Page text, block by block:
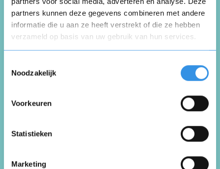
partners kunnen deze gegevens combineren met andere
informatie die u aan ze heeft verstrekt of die ze hebben
verzameld op basis van uw gebruik van hun services.
Noodzakelijk
Voorkeuren
Statistieken
Marketing
Beoordeel je ervaring *